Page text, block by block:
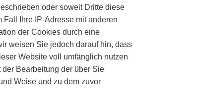
oder soweit Dritte diese
Fall Ihre IP-Adresse mit anderen
der Cookies durch eine
weisen Sie jedoch darauf hin, dass
Website voll umfänglich nutzen
Bearbeitung der über Sie
Weise und zu dem zuvor